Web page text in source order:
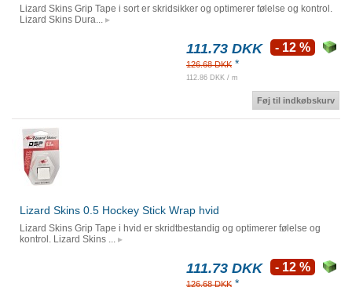
Lizard Skins Grip Tape i sort er skridsikker og optimerer følelse og kontrol.
Lizard Skins Dura...
111.73 DKK
126.68 DKK *
112.86 DKK / m
- 12 %
Føj til indkøbskurv
Lizard Skins 0.5 Hockey Stick Wrap hvid
Lizard Skins Grip Tape i hvid er skridtbestandig og optimerer følelse og
kontrol. Lizard Skins ...
111.73 DKK
126.68 DKK *
- 12 %